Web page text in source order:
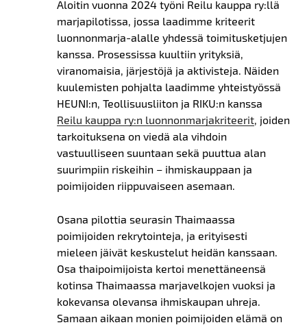
Aloitin vuonna 2024 työni Reilu kauppa ry:llä
marjapilotissa, jossa laadimme kriteerit
luonnonmarja-alalle yhdessä toimitusketjujen
kanssa. Prosessissa kuultiin yrityksiä,
viranomaisia, järjestöjä ja aktivisteja. Näiden
kuulemisten pohjalta laadimme yhteistyössä
HEUNI:n, Teollisuusliiton ja RIKU:n kanssa
Reilu kauppa ry:n luonnonmarjakriteerit, joiden
tarkoituksena on viedä ala vihdoin
vastuulliseen suuntaan sekä puuttua alan
suurimpiin riskeihin – ihmiskauppaan ja
poimijoiden riippuvaiseen asemaan.
Osana pilottia seurasin Thaimaassa
poimijoiden rekrytointeja, ja erityisesti
mieleen jäivät keskustelut heidän kanssaan.
Osa thaipoimijoista kertoi menettäneensä
kotinsa Thaimaassa marjavelkojen vuoksi ja
kokevansa olevansa ihmiskaupan uhreja.
Samaan aikaan monien poimijoiden elämä on